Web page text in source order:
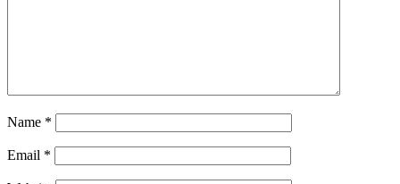
Name *
Email *